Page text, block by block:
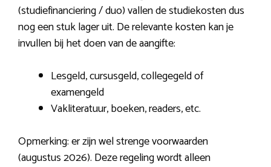
(studiefinanciering / duo) vallen de studiekosten dus
nog een stuk lager uit. De relevante kosten kan je
invullen bij het doen van de aangifte:
Lesgeld, cursusgeld, collegegeld of
examengeld
Vakliteratuur, boeken, readers, etc.
Opmerking: er zijn wel strenge voorwaarden
(augustus 2026). Deze regeling wordt alleen